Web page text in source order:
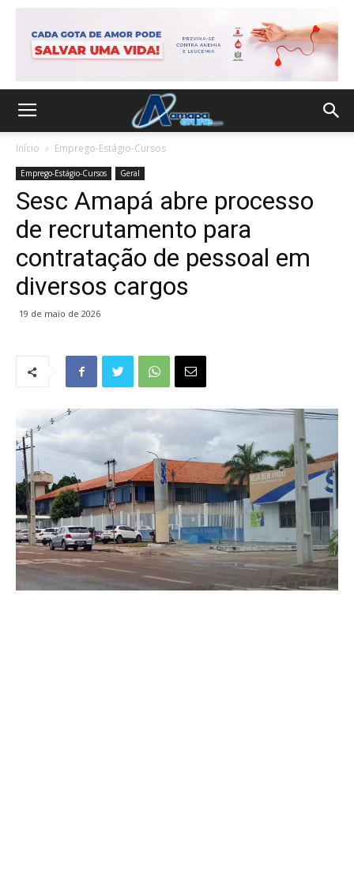
Início Emprego-Estágio-Cursos
Emprego-Estágio-Cursos Geral
Sesc Amapá abre processo
de recrutamento para
contratação de pessoal em
diversos cargos
19 de maio de 2026